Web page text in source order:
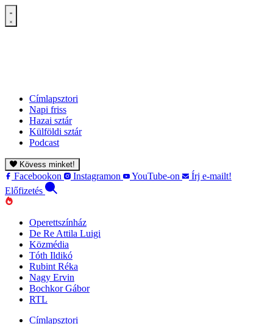
Címlapsztori
Napi friss
Hazai sztár
Külföldi sztár
Podcast
Kövess minket!
Facebookon Instagramon YouTube-on
Írj e-mailt!
Előfizetés
Operettszínház
De Re Attila Luigi
Közmédia
Tóth Ildikó
Rubint Réka
Nagy Ervin
Bochkor Gábor
RTL
Címlapsztori